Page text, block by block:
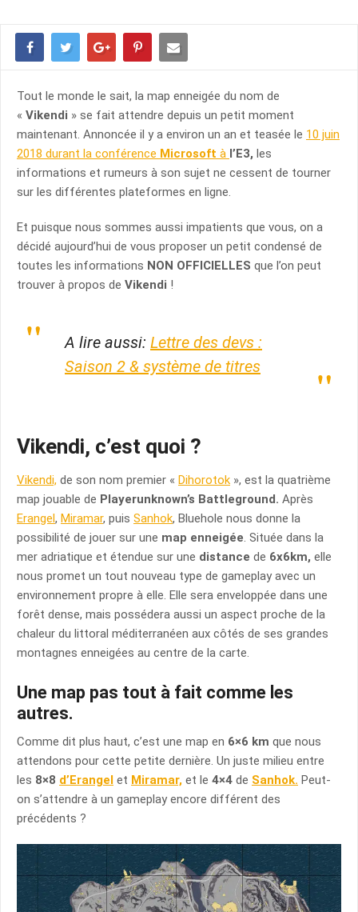
Tout le monde le sait, la map enneigée du nom de
« Vikendi » se fait attendre depuis un petit moment
maintenant. Annoncée il y a environ un an et teasée le 10 juin
2018 durant la conférence Microsoft à l’E3, les
informations et rumeurs à son sujet ne cessent de tourner
sur les différentes plateformes en ligne.
Et puisque nous sommes aussi impatients que vous, on a
décidé aujourd’hui de vous proposer un petit condensé de
toutes les informations NON OFFICIELLES que l’on peut
trouver à propos de Vikendi !
A lire aussi: Lettre des devs :
Saison 2 & système de titres
Vikendi, c’est quoi ?
Vikendi, de son nom premier « Dihorotok », est la quatrième
map jouable de Playerunknown’s Battleground. Après
Erangel, Miramar, puis Sanhok, Bluehole nous donne la
possibilité de jouer sur une map enneigée. Située dans la
mer adriatique et étendue sur une distance de 6x6km, elle
nous promet un tout nouveau type de gameplay avec un
environnement propre à elle. Elle sera enveloppée dans une
forêt dense, mais possédera aussi un aspect proche de la
chaleur du littoral méditerranéen aux côtés de ses grandes
montagnes enneigées au centre de la carte.
Une map pas tout à fait comme les
autres.
Comme dit plus haut, c’est une map en 6×6 km que nous
attendons pour cette petite dernière. Un juste milieu entre
les 8×8 d’Erangel et Miramar, et le 4×4 de Sanhok. Peut-
on s’attendre à un gameplay encore différent des
précédents ?